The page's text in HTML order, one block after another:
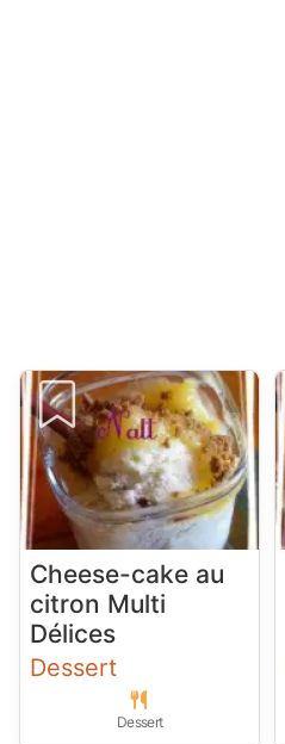
Cheese-cake au
citron Multi
Délices
Dessert
Dessert